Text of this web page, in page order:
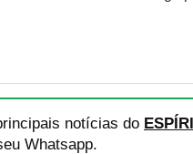
notícias do
Whatsapp.